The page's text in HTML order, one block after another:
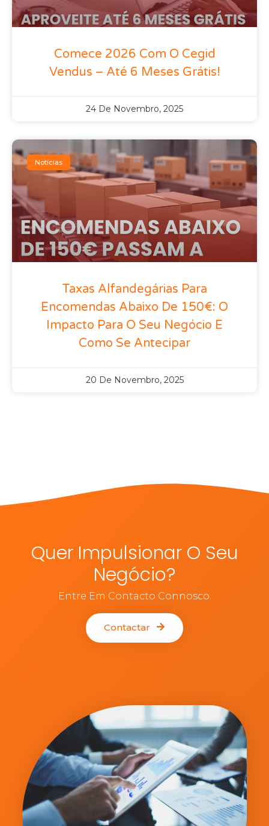
Comece 2026 Com O Cegid
Vendus – Até 6 Meses Grátis!
24 De Novembro, 2025
Notícias
Taxas Alfandegárias Para
Encomendas Abaixo De 150€: O
Impacto Para O Seu Negócio E
Como Se Antecipar
20 De Novembro, 2025
Quer Impulsionar O Seu
Negócio?
Entre Em Contacto Connosco.
Contactar